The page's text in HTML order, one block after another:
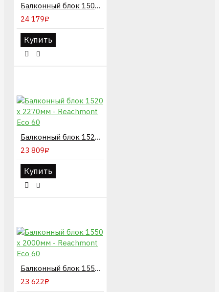
Балконный блок 1500 х 2200мм - Reachmont Eco 60
24 179₽
Купить
Балконный блок 1520 х 2270мм - Reachmont Eco 60
23 809₽
Купить
Балконный блок 1550 х 2000мм - Reachmont Eco 60
23 622₽